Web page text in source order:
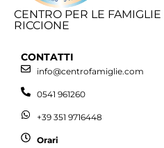
CENTRO PER LE FAMIGLIE
RICCIONE
CONTATTI
info@centrofamiglie.com
0541 961260
+39 351 9716448
Orari